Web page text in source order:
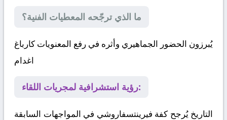
ما الذي ترجّحه المعطيات الفنية؟
يُبرزون الحضور الجماهيري وأثره في رفع المعنويات كارباغ
اغدام
رؤية استشرافية لمجريات اللقاء:
التاريخ يُرجح كفة فيرينتسفاروشي في المواجهات السابقة